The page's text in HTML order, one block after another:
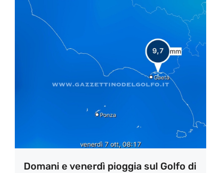
Domani e venerdì pioggia sul Golfo di